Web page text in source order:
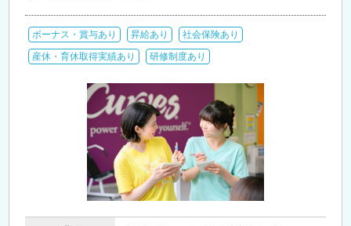
ボーナス・賞与あり 昇給あり
社会保険あり
産休・育休取得実績あり
研修制度あり